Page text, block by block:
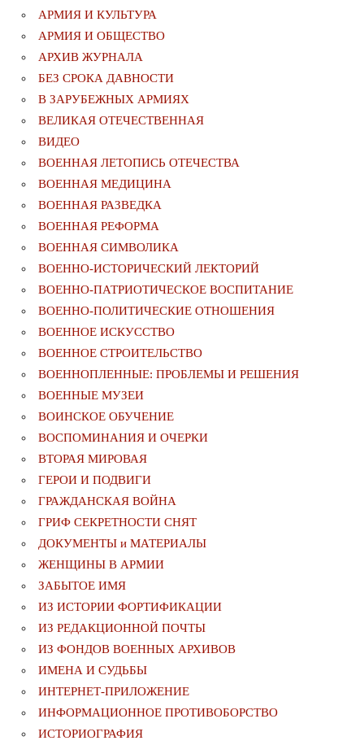
АРМИЯ И КУЛЬТУРА
АРМИЯ И ОБЩЕСТВО
АРХИВ ЖУРНАЛА
БЕЗ СРОКА ДАВНОСТИ
В ЗАРУБЕЖНЫХ АРМИЯХ
ВЕЛИКАЯ ОТЕЧЕСТВЕННАЯ
ВИДЕО
ВОЕННАЯ ЛЕТОПИСЬ ОТЕЧЕСТВА
ВОЕННАЯ МЕДИЦИНА
ВОЕННАЯ РАЗВЕДКА
ВОЕННАЯ РЕФОРМА
ВОЕННАЯ СИМВОЛИКА
ВОЕННО-ИСТОРИЧЕСКИЙ ЛЕКТОРИЙ
ВОЕННО-ПАТРИОТИЧЕСКОЕ ВОСПИТАНИЕ
ВОЕННО-ПОЛИТИЧЕСКИE ОТНОШЕНИЯ
ВОЕННОЕ ИСКУССТВО
ВОЕННОЕ СТРОИТЕЛЬСТВО
ВОЕННОПЛЕННЫЕ: ПРОБЛЕМЫ И РЕШЕНИЯ
ВОЕННЫЕ МУЗЕИ
ВОИНСКОЕ ОБУЧЕНИЕ
ВОСПОМИНАНИЯ И ОЧЕРКИ
ВТОРАЯ МИРОВАЯ
ГЕРОИ И ПОДВИГИ
ГРАЖДАНСКАЯ ВОЙНА
ГРИФ СЕКРЕТНОСТИ СНЯТ
ДОКУМЕНТЫ и МАТЕРИАЛЫ
ЖЕНЩИНЫ В АРМИИ
ЗАБЫТОЕ ИМЯ
ИЗ ИСТОРИИ ФОРТИФИКАЦИИ
ИЗ РЕДАКЦИОННОЙ ПОЧТЫ
ИЗ ФОНДОВ ВОЕННЫХ АРХИВОВ
ИМЕНА И СУДЬБЫ
ИНТЕРНЕТ-ПРИЛОЖЕНИЕ
ИНФОРМАЦИОННОЕ ПРОТИВОБОРСТВО
ИСТОРИОГРАФИЯ